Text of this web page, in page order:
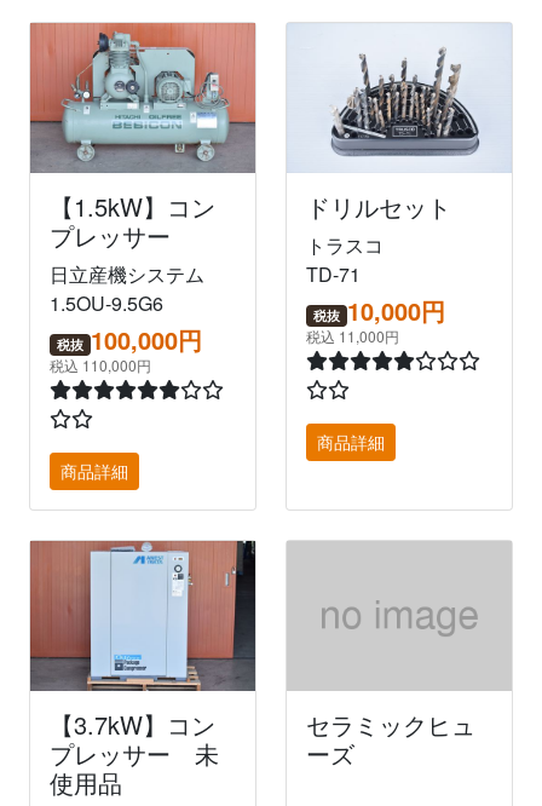
【1.5kW】コン
プレッサー
日立産機システム
1.5OU-9.5G6
税抜 100,000円
税込 110,000円
商品詳細
ドリルセット
トラスコ
TD-71
税抜 10,000円
税込 11,000円
商品詳細
【3.7kW】コン
プレッサー 未
使用品
セラミックヒュ
ーズ